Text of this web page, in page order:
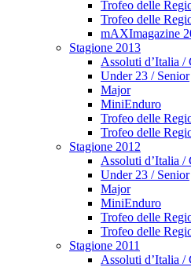
Trofeo delle
Trofeo delle
mAXImagazine
Stagione 2013
Assoluti d’Italia /
Under 23 / Senior
Major
MiniEnduro
Trofeo delle
Trofeo delle
Stagione 2012
Assoluti d’Italia /
Under 23 / Senior
Major
MiniEnduro
Trofeo delle
Trofeo delle
Stagione 2011
Assoluti d’Italia /